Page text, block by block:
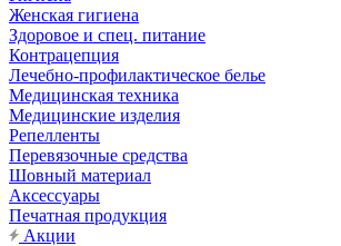
Женская гигиена
Здоровое и спец. питание
Контрацепция
Лечебно-профилактическое белье
Медицинская техника
Медицинские изделия
Репелленты
Перевязочные средства
Шовный материал
Аксессуары
Печатная продукция
Акции